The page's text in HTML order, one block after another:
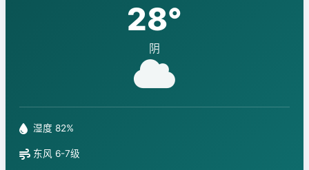
28°
阴
湿度 82%
东风 6-7级